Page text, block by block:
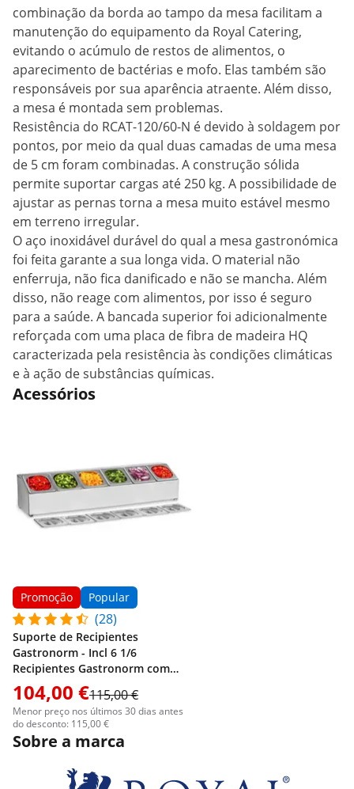
combinação da borda ao tampo da mesa facilitam a
manutenção do equipamento da Royal Catering,
evitando o acúmulo de restos de alimentos, o
aparecimento de bactérias e mofo. Elas também são
responsáveis ​​por sua aparência atraente. Além disso,
a mesa é montada sem problemas.
Resistência do RCAT-120/60-N é devido à soldagem por
pontos, por meio da qual duas camadas de uma mesa
de 5 cm foram combinadas. A construção sólida
permite suportar cargas até 250 kg. A possibilidade de
ajustar as pernas torna a mesa muito estável mesmo
em terreno irregular.
O aço inoxidável durável do qual a mesa gastronómica
foi feita garante a sua longa vida. O material não
enferruja, não fica danificado e não se mancha. Além
disso, não reage com alimentos, por isso é seguro
para a saúde. A bancada superior foi adicionalmente
reforçada com uma placa de fibra de madeira HQ
caracterizada pela resistência às condições climáticas
e à ação de substâncias químicas.
Acessórios
Promoção Popular
(28)
Suporte de Recipientes
Gastronorm - Incl 6 1/6
Recipientes Gastronorm com
Tampas
104,00 €115,00 €
Menor preço nos últimos 30 dias antes
do desconto: 115,00 €
Sobre a marca